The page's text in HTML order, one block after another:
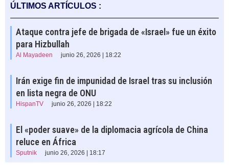
ÚLTIMOS ARTÍCULOS :
Ataque contra jefe de brigada de «Israel» fue un éxito
para Hizbullah
Al Mayadeen junio 26, 2026 | 18:22
Irán exige fin de impunidad de Israel tras su inclusión
en lista negra de ONU
HispanTV junio 26, 2026 | 18:22
El «poder suave» de la diplomacia agrícola de China
reluce en África
Sputnik junio 26, 2026 | 18:17